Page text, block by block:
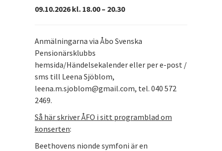
09.10.2026 kl. 18.00 – 20.30
Anmälningarna via Åbo Svenska
Pensionärsklubbs
hemsida/Händelsekalender eller per e-post /
sms till Leena Sjöblom,
leena.m.sjoblom@gmail.com, tel. 040 572
2469.
Så här skriver ÅFO i sitt programblad om
konserten:
Beethovens nionde symfoni är en